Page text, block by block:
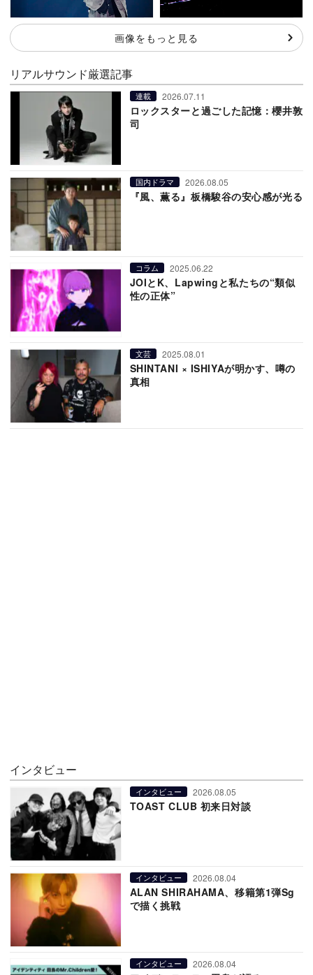
画像をもっと見る
リアルサウンド厳選記事
連載 2026.07.11
ロックスターと過ごした記憶：櫻井敦
司
国内ドラマ 2026.08.05
『風、薫る』板橋駿谷の安心感が光る
コラム 2025.06.22
JOIとK、Lapwingと私たちの“類似
性の正体”
文芸 2025.08.01
SHINTANI × ISHIYAが明かす、噂の
真相
インタビュー
インタビュー 2026.08.05
TOAST CLUB 初来日対談
インタビュー 2026.08.04
ALAN SHIRAHAMA、移籍第1弾Sg
で描く挑戦
インタビュー 2026.08.04